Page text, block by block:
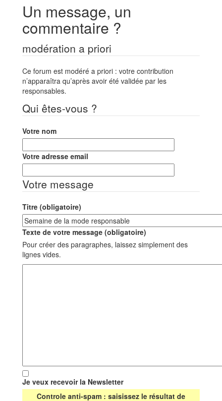
Un message, un
commentaire ?
modération a priori
Ce forum est modéré a priori : votre contribution
n’apparaîtra qu’après avoir été validée par les
responsables.
Qui êtes-vous ?
Votre nom
Votre adresse email
Votre message
Titre (obligatoire)
Texte de votre message (obligatoire)
Pour créer des paragraphes, laissez simplement des
lignes vides.
Je veux recevoir la Newsletter
Controle anti-spam : saisissez le résultat de